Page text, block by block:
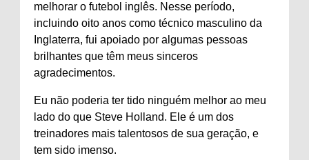
melhorar o futebol inglês. Nesse período,
incluindo oito anos como técnico masculino da
Inglaterra, fui apoiado por algumas pessoas
brilhantes que têm meus sinceros
agradecimentos.
Eu não poderia ter tido ninguém melhor ao meu
lado do que Steve Holland. Ele é um dos
treinadores mais talentosos de sua geração, e
tem sido imenso.